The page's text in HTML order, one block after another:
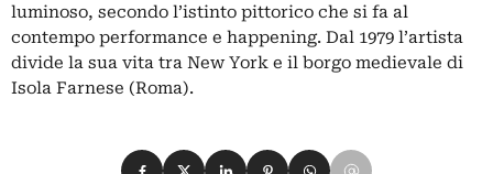
luminoso, secondo l’istinto pittorico che si fa al
contempo performance e happening. Dal 1979 l’artista
divide la sua vita tra New York e il borgo medievale di
Isola Farnese (Roma).
Condividi su Facebook
Condividi su X
Condividi su LinkedIn
Condividi su Pinterest
Condividi su WhatsApp
Condividi su Email